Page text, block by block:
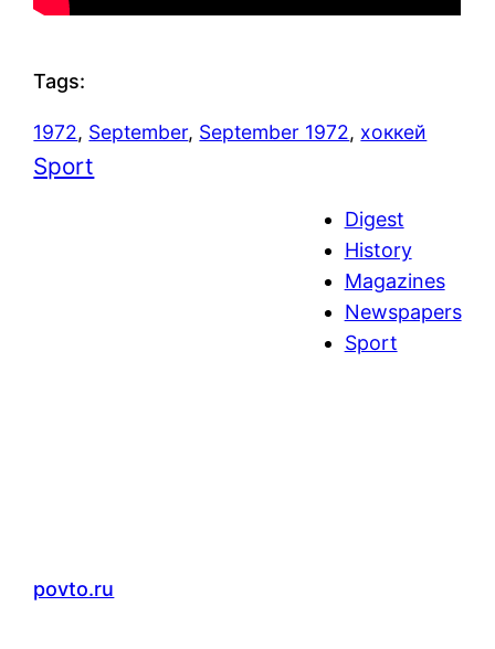
Tags:
1972, September, September 1972, хоккей
Sport
Digest
History
Magazines
Newspapers
Sport
povto.ru